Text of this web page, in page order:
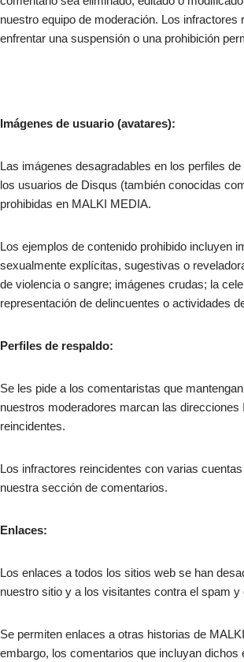
nuestro equipo de moderación. Los infractores
enfrentar una suspensión o una prohibición
Imágenes de usuario (avatares):
Las imágenes desagradables en los perfiles
los usuarios de Disqus (también conocidas
prohibidas en MALKI MEDIA.
Los ejemplos de contenido prohibido incluyen
sexualmente explícitas, sugestivas o
de violencia o sangre; imágenes crudas; la
representación de delincuentes o actividades
Perfiles de respaldo:
Se les pide a los comentaristas que
nuestros moderadores marcan las direcciones
reincidentes.
Los infractores reincidentes con varias
nuestra sección de comentarios.
Enlaces:
Los enlaces a todos los sitios web se han
nuestro sitio y a los visitantes contra el spam y
Se permiten enlaces a otras historias de
embargo, los comentarios que incluyan dichos